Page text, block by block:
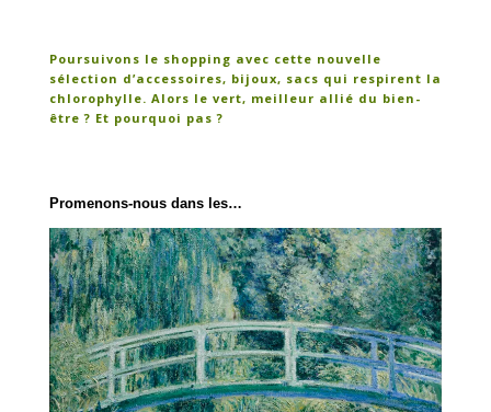
Poursuivons le shopping avec cette nouvelle
sélection d’accessoires, bijoux, sacs qui respirent la
chlorophylle. Alors le vert, meilleur allié du bien-
être ? Et pourquoi pas ?
Promenons-nous dans les…